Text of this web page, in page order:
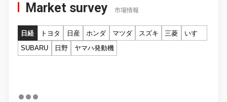
Market survey 市場情報
日経 トヨタ 日産 ホンダ マツダ スズキ 三菱
いすゞ
SUBARU
日野 ヤマハ発動機